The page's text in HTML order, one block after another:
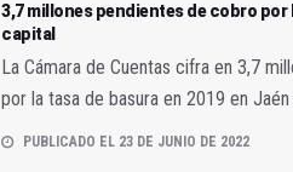
3,7 millones pendientes de cobro por
capital
La Cámara de Cuentas cifra en 3,7
por la tasa de basura en 2019 en Jaén
PUBLICADO EL 23 DE JUNIO DE 2022